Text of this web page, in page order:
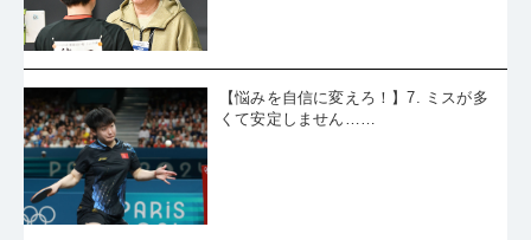
【悩みを自信に変えろ！】7. ミスが多
くて安定しません……